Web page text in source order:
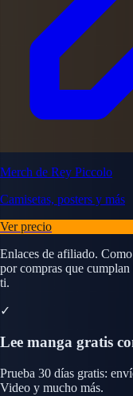
Merch de Rey Piccolo
Camisetas, posters y más
Ver precio
Enlaces de afiliado.
por compras que
ti.
✓
Lee manga gratis
Prueba 30 días gratis:
Video y mucho más.